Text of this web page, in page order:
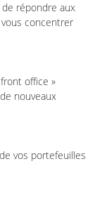
répondre aux
concentrer
office »
nouveaux
vos portefeuilles